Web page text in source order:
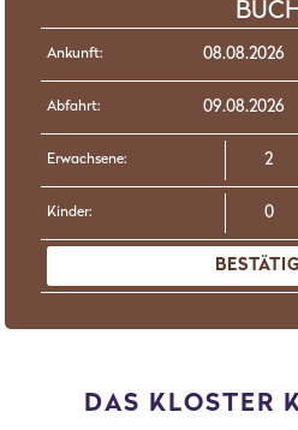
BUCH
Ankunft:
Abfahrt:
Erwachsene:
Kinder:
DAS KLOSTER